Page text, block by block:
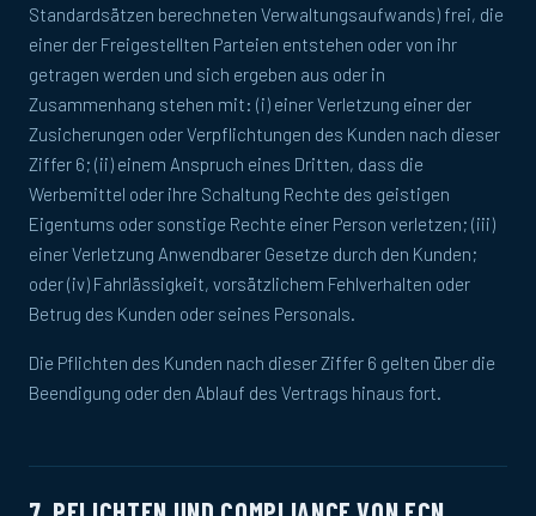
Standardsätzen berechneten Verwaltungsaufwands) frei, die
einer der Freigestellten Parteien entstehen oder von ihr
getragen werden und sich ergeben aus oder in
Zusammenhang stehen mit: (i) einer Verletzung einer der
Zusicherungen oder Verpflichtungen des Kunden nach dieser
Ziffer 6; (ii) einem Anspruch eines Dritten, dass die
Werbemittel oder ihre Schaltung Rechte des geistigen
Eigentums oder sonstige Rechte einer Person verletzen; (iii)
einer Verletzung Anwendbarer Gesetze durch den Kunden;
oder (iv) Fahrlässigkeit, vorsätzlichem Fehlverhalten oder
Betrug des Kunden oder seines Personals.
Die Pflichten des Kunden nach dieser Ziffer 6 gelten über die
Beendigung oder den Ablauf des Vertrags hinaus fort.